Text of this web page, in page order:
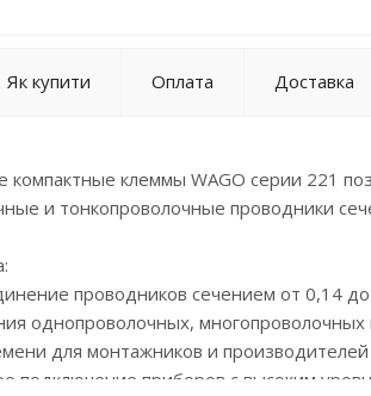
Як купити Оплата Доставка
компактные клеммы WAGO серии 221
и тонкопроволочные проводники
проводников сечением от 0,14
однопроволочных,
для монтажников и
подключение приборов с высоким